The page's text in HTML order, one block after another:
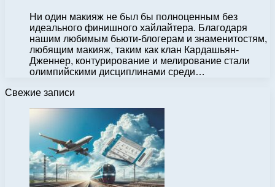
Ни один макияж не был бы полноценным без
идеального финишного хайлайтера. Благодаря
нашим любимым бьюти-блогерам и знаменитостям,
любящим макияж, таким как клан Кардашьян-
Дженнер, контурирование и мелирование стали
олимпийскими дисциплинами среди…
Свежие записи